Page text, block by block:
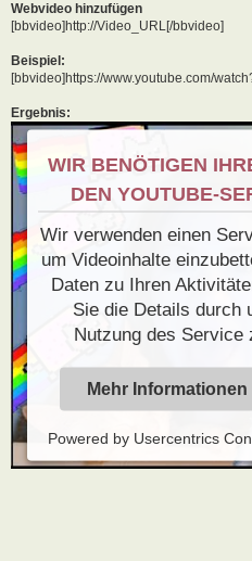
Webvideo hinzufügen
[bbvideo]http://Video_URL[/bbvideo]
Beispiel:
[bbvideo]https://www.youtube.com/
Ergebnis:
WIR BENÖTIGEN
DEN YOUTUBE-
Wir verwenden einen
um Videoinhalte
Daten zu Ihren
Sie die Details durch
Nutzung des Service
Mehr Informationen
Powered by Usercentrics